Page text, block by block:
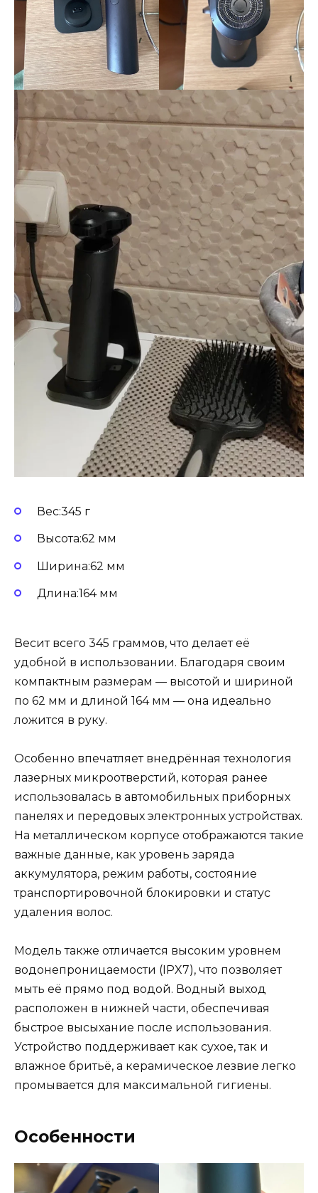
Вес:345 г
Высота:62 мм
Ширина:62 мм
Длина:164 мм
Весит всего 345 граммов, что делает её
удобной в использовании. Благодаря своим
компактным размерам — высотой и шириной
по 62 мм и длиной 164 мм — она идеально
ложится в руку.
Особенно впечатляет внедрённая технология
лазерных микроотверстий, которая ранее
использовалась в автомобильных приборных
панелях и передовых электронных устройствах.
На металлическом корпусе отображаются такие
важные данные, как уровень заряда
аккумулятора, режим работы, состояние
транспортировочной блокировки и статус
удаления волос.
Модель также отличается высоким уровнем
водонепроницаемости (IPX7), что позволяет
мыть её прямо под водой. Водный выход
расположен в нижней части, обеспечивая
быстрое высыхание после использования.
Устройство поддерживает как сухое, так и
влажное бритьё, а керамическое лезвие легко
промывается для максимальной гигиены.
Особенности